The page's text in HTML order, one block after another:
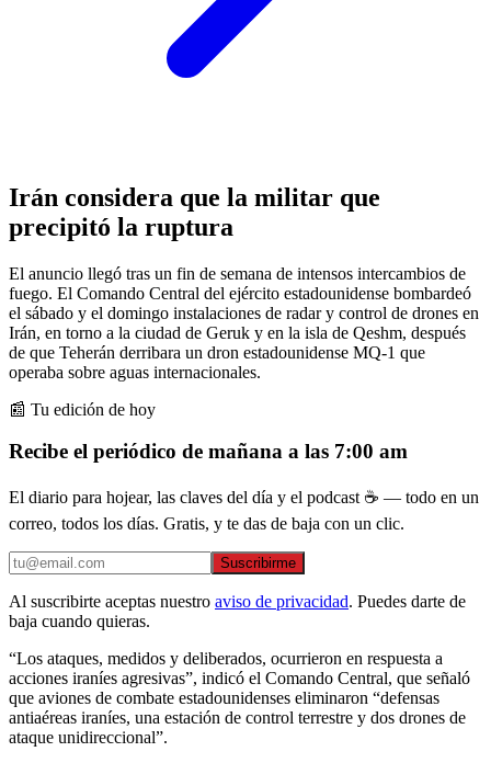
Irán considera que la militar que
precipitó la ruptura
El anuncio llegó tras un fin de semana de intensos intercambios de
fuego. El Comando Central del ejército estadounidense bombardeó
el sábado y el domingo instalaciones de radar y control de drones en
Irán, en torno a la ciudad de Geruk y en la isla de Qeshm, después
de que Teherán derribara un dron estadounidense MQ-1 que
operaba sobre aguas internacionales.
📰 Tu edición de hoy
Recibe el periódico de mañana a las 7:00 am
El diario para hojear, las claves del día y el podcast ☕ — todo en un
correo, todos los días. Gratis, y te das de baja con un clic.
Suscribirme
Al suscribirte aceptas nuestro aviso de privacidad. Puedes darte de
baja cuando quieras.
“Los ataques, medidos y deliberados, ocurrieron en respuesta a
acciones iraníes agresivas”, indicó el Comando Central, que señaló
que aviones de combate estadounidenses eliminaron “defensas
antiaéreas iraníes, una estación de control terrestre y dos drones de
ataque unidireccional”.